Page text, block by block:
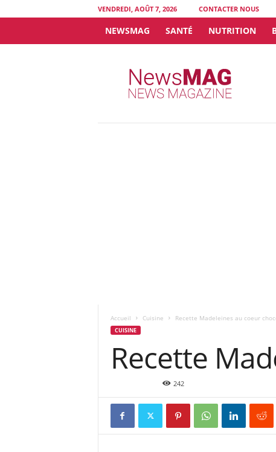
VENDREDI, AOÛT 7, 2026 CONTACTER NOUS
NEWSMAG SANTÉ NUTRITION
Accueil Cuisine Recette Madeleines au coeur
CUISINE
Recette
242